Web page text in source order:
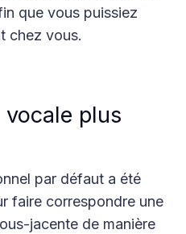
que vous puissiez
chez vous.
vocale plus
par défaut a été
faire correspondre une
jacente de manière